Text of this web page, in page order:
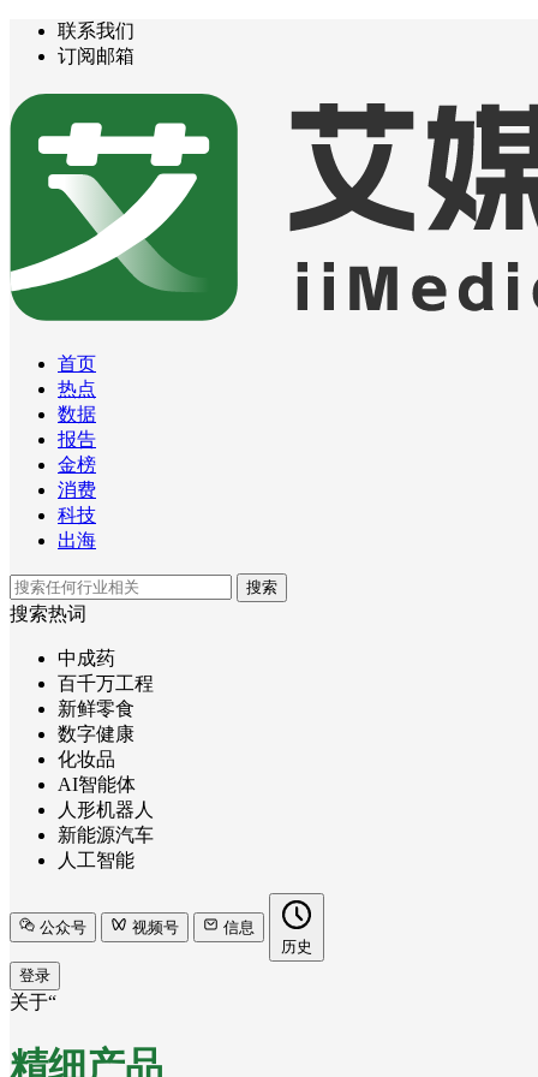
联系我们
订阅邮箱
首页
热点
数据
报告
金榜
消费
科技
出海
搜索
搜索热词
中成药
百千万工程
新鲜零食
数字健康
化妆品
AI智能体
人形机器人
新能源汽车
人工智能
公众号 视频号
信息
历史
登录
关于“
精细产品